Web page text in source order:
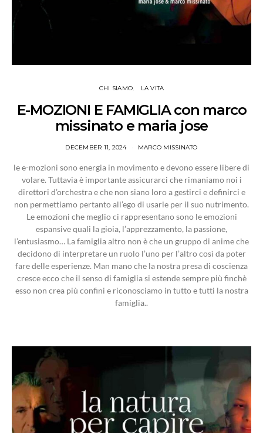
CHI SIAMO LA VITA
E-MOZIONI E FAMIGLIA con marco
missinato e maria jose
DECEMBER 11, 2024 MARCO MISSINATO
le e-mozioni sono energia in movimento e devono essere libere di
volare. Tuttavia è importante assicurarci che rimaniamo noi i
direttori d’orchestra e che non siano loro a gestirci e definirci e
non permettiamo pertanto all’ego di usarle per il suo nutrimento.
Le emozioni che meglio ci rappresentano sono le emozioni
espansive quali la gioia, l’apprezzamento, la passione,
l’entusiasmo… La famiglia altro non è che un gruppo di anime che
decidono di interpretare un ruolo l’uno per l’altro così da poter
fare delle esperienze. Man mano che la nostra presa di coscienza
cresce ecco che il senso di famiglia si estende sempre più finchè
esso non crea più confini e riconosciamo in tutto e tutti la nostra
famiglia..